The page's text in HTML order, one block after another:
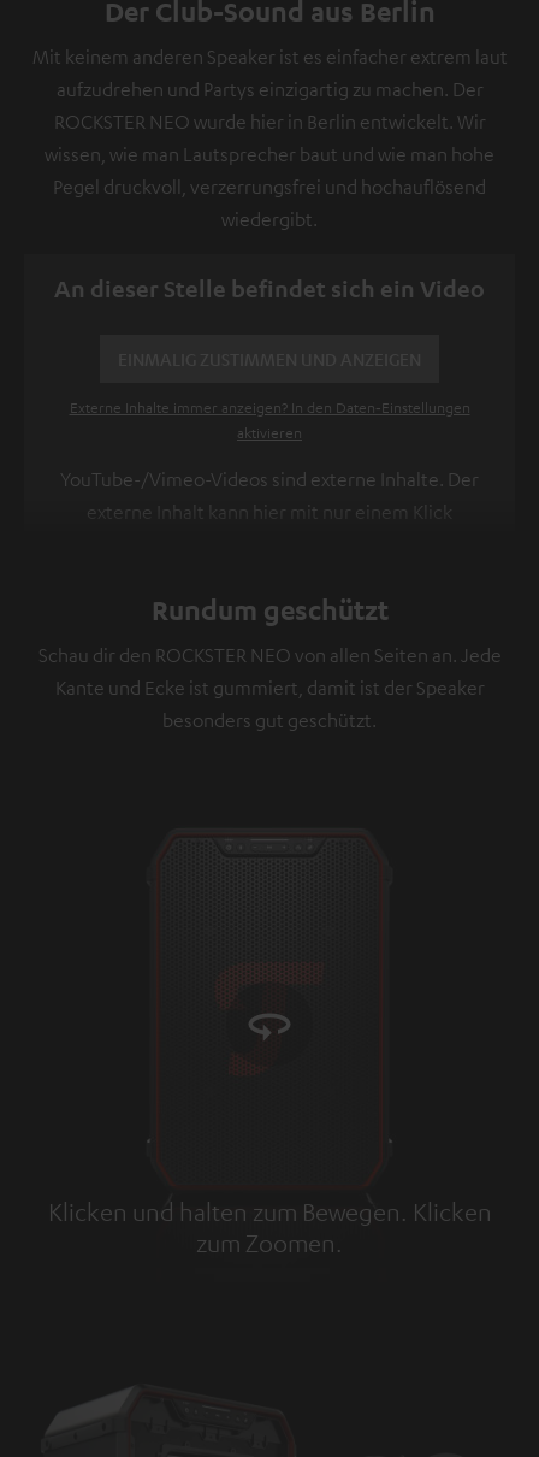
Der Club-Sound aus Berlin
Mit keinem anderen Speaker ist es einfacher extrem laut
aufzudrehen und Partys einzigartig zu machen. Der
ROCKSTER NEO wurde hier in Berlin entwickelt. Wir
wissen, wie man Lautsprecher baut und wie man hohe
Pegel druckvoll, verzerrungsfrei und hochauflösend
wiedergibt.
An dieser Stelle befindet sich ein Video
Externe Inhalte immer anzeigen? In den Daten‑Einstellungen
aktivieren
YouTube-/Vimeo-Videos sind externe Inhalte. Der
externe Inhalt kann hier mit nur einem Klick
Dabei können personenbezogene Daten an
Drittplattformen übermittelt werden. Weitere
Informationen sind in der Datenschutzerklärung
unter I zu finden
Rundum geschützt
Schau dir den ROCKSTER NEO von allen Seiten an. Jede
Kante und Ecke ist gummiert, damit ist der Speaker
besonders gut geschützt.
Klicken und halten zum Bewegen. Klicken
zum Zoomen.
Tap to zoom